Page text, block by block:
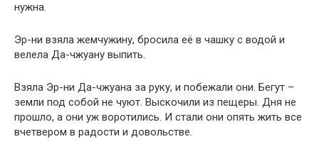
нужна.
Эр-ни взяла жемчужину, бросила её в чашку с водой и
велела Да-чжуану выпить.
Взяла Эр-ни Да-чжуана за руку, и побежали они. Бегут –
земли под собой не чуют. Выскочили из пещеры. Дня не
прошло, а они уж воротились. И стали они опять жить все
вчетвером в радости и довольстве.